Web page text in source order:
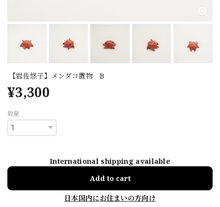
【岩佐悠子】メンダコ置物 B
¥3,300
数量
International shipping available
Add to cart
日本国内にお住まいの方向け